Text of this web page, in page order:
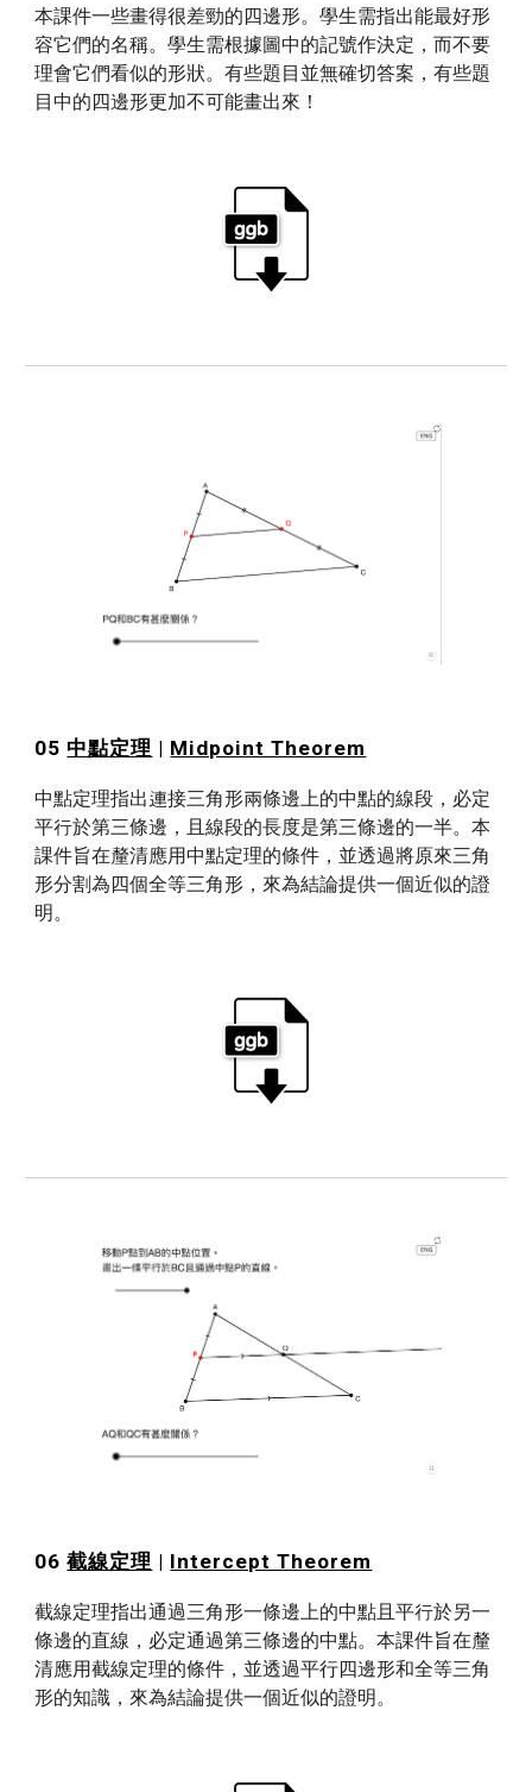
本課件一些畫得很差勁的四邊形。學生需指出能最好形
容它們的名稱。學生需根據圖中的記號作決定，而不要
理會它們看似的形狀。有些題目並無確切答案，有些題
目中的四邊形更加不可能畫出來！
05 中點定理 | Midpoint Theorem
中點定理指出連接三角形兩條邊上的中點的線段，必定
平行於第三條邊，且線段的長度是第三條邊的一半。本
課件旨在釐清應用中點定理的條件，並透過將原來三角
形分割為四個全等三角形，來為結論提供一個近似的證
明。
06 截線定理 | Intercept Theorem
截線定理指出通過三角形一條邊上的中點且平行於另一
條邊的直線，必定通過第三條邊的中點。本課件旨在釐
清應用截線定理的條件，並透過平行四邊形和全等三角
形的知識，來為結論提供一個近似的證明。